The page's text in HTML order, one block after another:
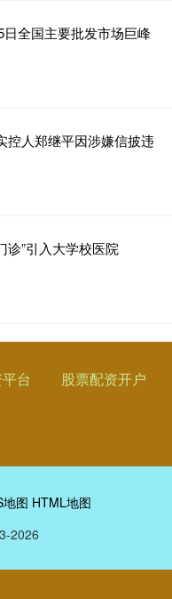
全国主要批发市场巨峰
控人郑继平因涉嫌信披违
诊”引入大学校医院
台 股票配资开户
地图 HTML地图
2026